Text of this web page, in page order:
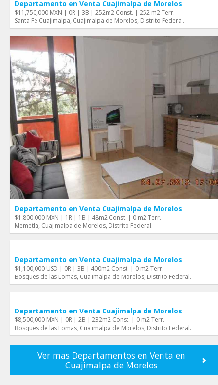
Departamento en Venta Cuajimalpa de Morelos
$11,750,000 MXN | 0R | 3B | 252m2 Const. | 252 m2 Terr.
Santa Fe Cuajimalpa, Cuajimalpa de Morelos, Distrito Federal.
Departamento en Venta Cuajimalpa de Morelos
$1,800,000 MXN | 1R | 1B | 48m2 Const. | 0 m2 Terr.
Memetla, Cuajimalpa de Morelos, Distrito Federal.
Departamento en Venta Cuajimalpa de Morelos
$1,100,000 USD | 0R | 3B | 400m2 Const. | 0 m2 Terr.
Bosques de las Lomas, Cuajimalpa de Morelos, Distrito Federal.
Departamento en Venta Cuajimalpa de Morelos
$8,500,000 MXN | 0R | 2B | 232m2 Const. | 0 m2 Terr.
Bosques de las Lomas, Cuajimalpa de Morelos, Distrito Federal.
Ver mas Departamentos en Venta en
Cuajimalpa de Morelos